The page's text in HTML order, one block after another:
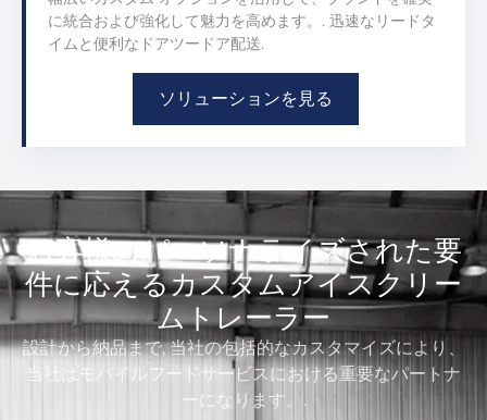
に統合および強化して魅力を高めます。. 迅速なリードタ
イムと便利なドアツードア配送.
ソリューションを見る
お客様のパーソナライズされた要
件に応えるカスタムアイスクリー
ムトレーラー
設計から納品まで, 当社の包括的なカスタマイズにより、
当社はモバイルフードサービスにおける重要なパートナ
ーになります。.